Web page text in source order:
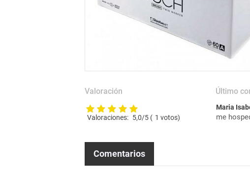
Valoración
Valoraciones: 5,0/5 ( 1 votos)
Último
Maria
me
Comentarios